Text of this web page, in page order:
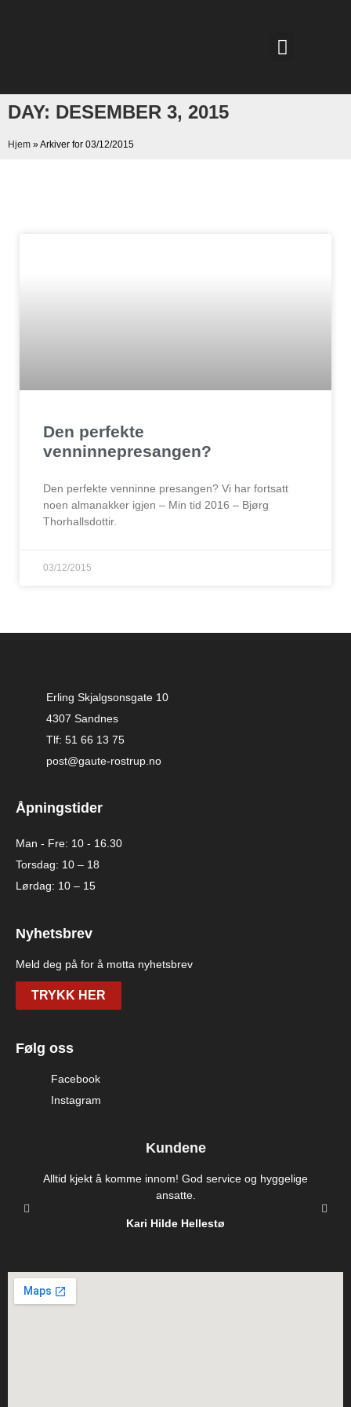
DAY: DESEMBER 3, 2015
Hjem »Arkiver for 03/12/2015
Den perfekte
venninnepresangen?
Den perfekte venninne presangen? Vi har fortsatt
noen almanakker igjen – Min tid 2016 – Bjørg
Thorhallsdottir.
03/12/2015
Erling Skjalgsonsgate 10
4307 Sandnes
Tlf: 51 66 13 75
post@gaute-rostrup.no
Åpningstider
Man - Fre: 10 - 16.30
Torsdag: 10 – 18
Lørdag: 10 – 15
Nyhetsbrev
Meld deg på for å motta nyhetsbrev
TRYKK HER
Følg oss
Facebook
Instagram
Kundene
Alltid kjekt å komme innom! God service og hyggelige
ansatte.
Kari Hilde Hellestø